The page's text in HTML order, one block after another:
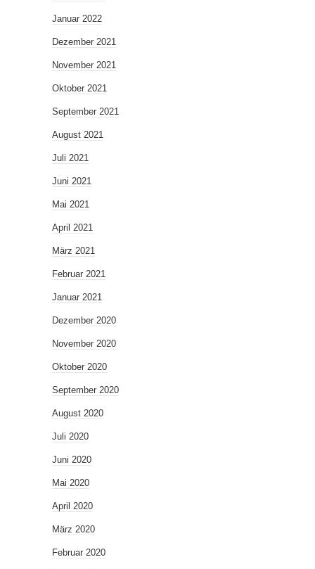
Januar 2022
Dezember 2021
November 2021
Oktober 2021
September 2021
August 2021
Juli 2021
Juni 2021
Mai 2021
April 2021
März 2021
Februar 2021
Januar 2021
Dezember 2020
November 2020
Oktober 2020
September 2020
August 2020
Juli 2020
Juni 2020
Mai 2020
April 2020
März 2020
Februar 2020